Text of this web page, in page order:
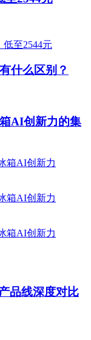
什么区别？
AI创新力的集
品线深度对比